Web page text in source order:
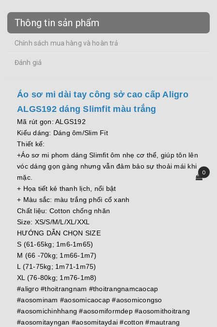
0
Thông tin sản phẩm
Chính sách mua hàng và hoàn trả
Đánh giá
Áo sơ mi dài tay công sở cao cấp Aligro
ALGS192 dáng Slimfit màu trắng
Mã rút gọn: ALGS192
Kiểu dáng: Dáng ôm/Slim Fit
Thiết kế:
+Áo sơ mi phom dáng Slimfit ôm nhẹ cơ thể, giúp tôn lên
vóc dáng gọn gàng nhưng vẫn đảm bảo sự thoải mái khi
mặc.
+ Họa tiết kẻ thanh lịch, nổi bật
+ Màu sắc: màu trắng phối cổ xanh
Chất liệu: Cotton chống nhăn
Size: XS/S/M/L/XL/XXL
HƯỚNG DẪN CHỌN SIZE
S (61-65kg; 1m6-1m65)
M (66 -70kg; 1m66-1m7)
L (71-75kg; 1m71-1m75)
XL (76-80kg; 1m76-1m8)
#aligro #thoitrangnam #thoitrangnamcaocap
#aosominam #aosomicaocap #aosomicongso
#aosomichinhhang #aosomiformdep #aosomithoitrang
#aosomitayngan #aosomitaydai #cotton #mautrang